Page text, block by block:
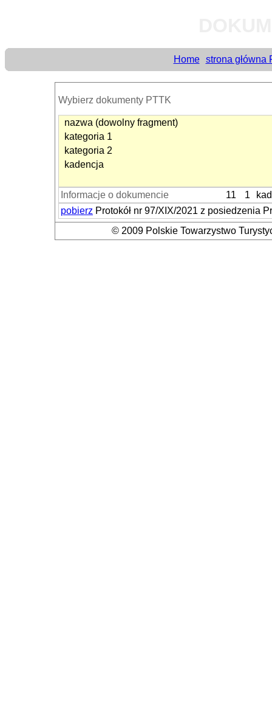
Home strona główna
Wybierz dokumenty PTTK
nazwa (dowolny fragment)
kategoria 1
kategoria 2
kadencja
Informacje o dokumencie 11 1
pobierz Protokół nr 97/XIX/2021 z posiedzenia
© 2009 Polskie Towarzystwo